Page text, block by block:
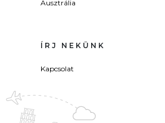
Ausztrália
ÍRJ NEKÜNK
Kapcsolat